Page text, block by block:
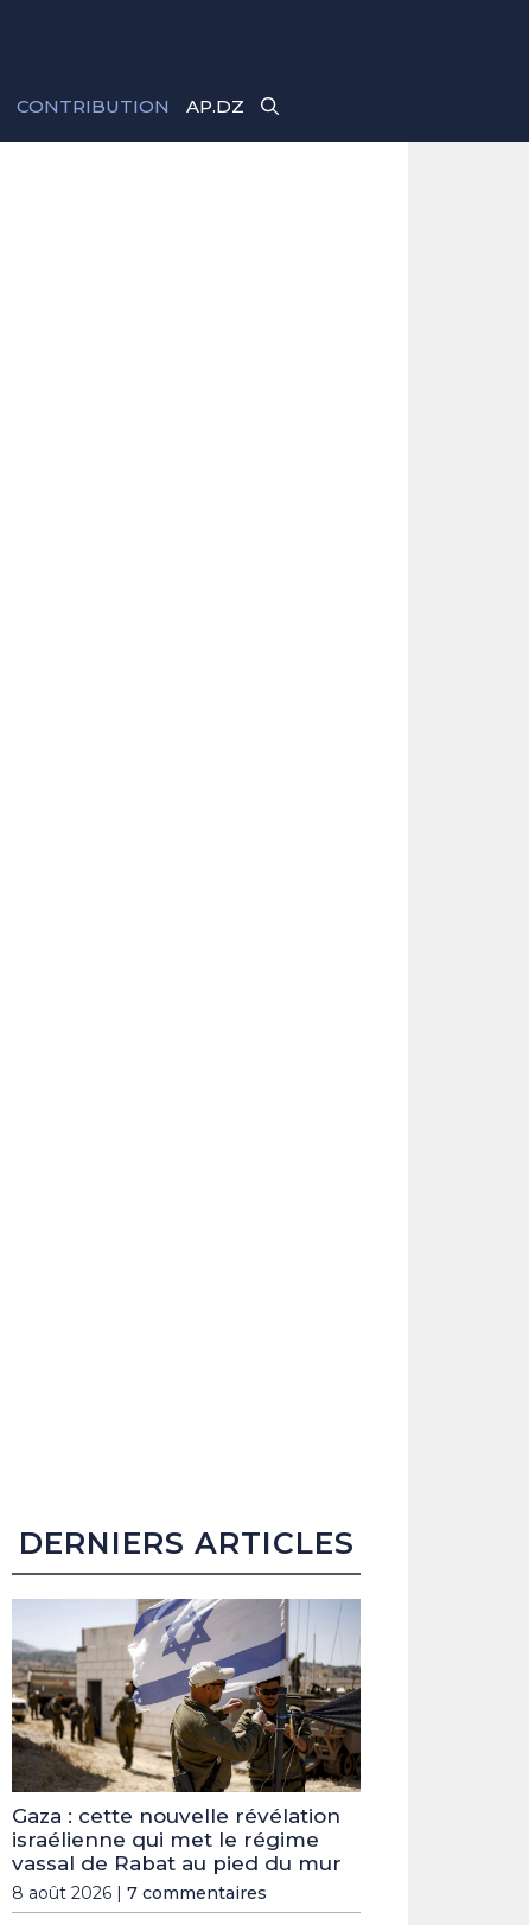
CONTRIBUTION AP.DZ
DERNIERS ARTICLES
Gaza : cette nouvelle révélation
israélienne qui met le régime
vassal de Rabat au pied du mur
8 août 2026 | 7 commentaires